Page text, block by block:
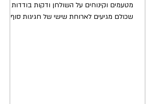
מטעמים וקינוחים על השולחן ודקות בודדות עד
שכולם מגיעים לארוחת שישי של חגיגות סוף